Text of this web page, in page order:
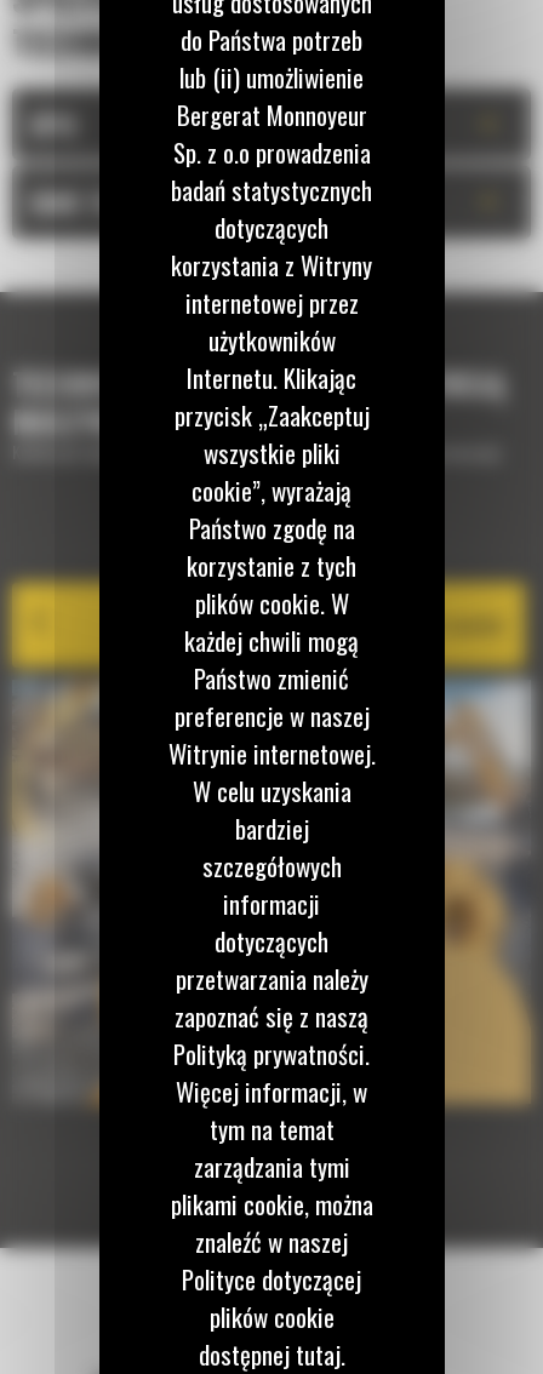
TECHNICZNA
DANE TECHNICZNE
TECHNOLOGIE, KTÓRE UZUPEŁNIĄ TWOJĄ
MASZYNĘ
Krótki opis wyposażenia lub technologii potrzebnych do uzupełnienia maszyny
EQUIPMENT MANAGEMENT
Cat PL161 Attachment Locator
do Państwa potrzeb
lub (ii) umożliwienie
Bergerat Monnoyeur
Sp. z o.o prowadzenia
badań statystycznych
dotyczących
korzystania z Witryny
internetowej przez
użytkowników
Internetu. Klikając
przycisk „Zaakceptuj
wszystkie pliki
cookie”, wyrażają
Państwo zgodę na
korzystanie z tych
plików cookie. W
każdej chwili mogą
Państwo zmienić
preferencje w naszej
Witrynie internetowej.
W celu uzyskania
bardziej
szczegółowych
informacji
dotyczących
przetwarzania należy
zapoznać się z naszą
Polityką prywatności.
Więcej informacji, w
tym na temat
zarządzania tymi
plikami cookie, można
znaleźć w naszej
Polityce dotyczącej
plików cookie
dostępnej tutaj.